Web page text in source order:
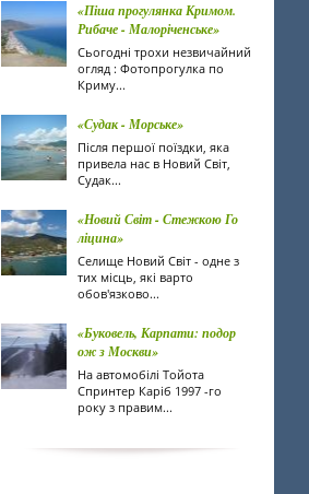
«Піша прогулянка Кримом.
Рибаче - Малоріченське»
Сьогодні трохи незвичайний
огляд : Фотопрогулка по
Криму...
«Судак - Морське»
Після першої поїздки, яка
привела нас в Новий Світ,
Судак...
«Новий Світ - Стежкою Го
ліцина»
Селище Новий Світ - одне з
тих місць, які варто
обов'язково...
«Буковель, Карпати: подор
ож з Москви»
На автомобілі Тойота
Спринтер Каріб 1997 -го
року з правим...